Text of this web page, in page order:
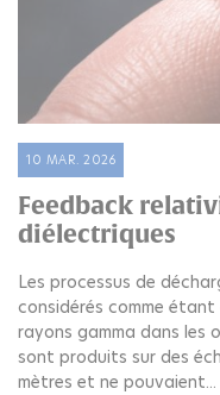
10 MAR. 2026
Feedback
diélectriques
Les processus de
considérés comme étant
rayons gamma dans les
sont produits sur des
mètres et ne pouvaient...